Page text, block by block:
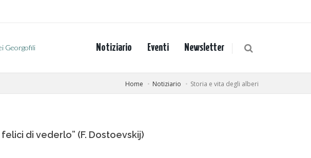
Georgofili Notiziario Eventi Newsletter
Home Notiziario Storia e vita degli alberi
di vederlo” (F. Dostoevskij)